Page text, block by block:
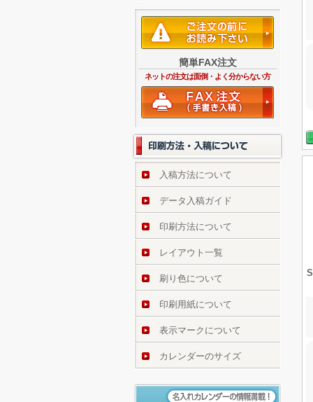
簡単FAX注文
ネットの注文は面倒・よく分からない方
入稿方法について
データ入稿ガイド
印刷方法について
レイアウト一覧
刷り色について
印刷用紙について
表示マークについて
カレンダーのサイズ